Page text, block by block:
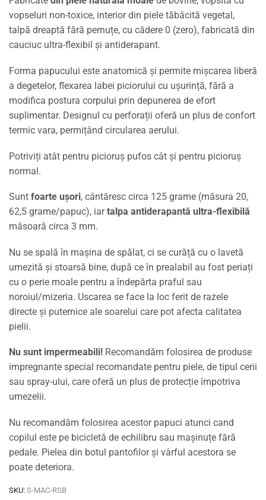
vopseluri non-toxice, interior din piele tăbăcită vegetal,
talpă dreaptă fără pernuțe, cu cădere 0 (zero), fabricată din
cauciuc ultra-flexibil și antiderapant.
Forma papucului este anatomică și permite mișcarea liberă
a degetelor, flexarea labei piciorului cu ușurință, fără a
modifica postura corpului prin depunerea de efort
suplimentar. Designul cu perforații oferă un plus de confort
termic vara, permițând circularea aerului.
Potriviți atât pentru picioruș pufos cât și pentru picioruș
normal.
Sunt foarte ușori, cântăresc circa 125 grame (măsura 20,
62,5 grame/papuc), iartalpa antiderapantă ultra-flexibilă
măsoară circa 3 mm.
Nu se spală în mașina de spălat, ci se curăță cu o lavetă
umezită și stoarsă bine, după ce în prealabil au fost periați
cu o perie moale pentru a îndepărta praful sau
noroiul/mizeria. Uscarea se face la loc ferit de razele
directe și puternice ale soarelui care pot afecta calitatea
pielii.
Nu sunt impermeabili! Recomandăm folosirea de produse
impregnante special recomandate pentru piele, de tipul cerii
sau spray-ului, care oferă un plus de protecție împotriva
umezelii.
Nu recomandăm folosirea acestor papuci atunci cand
copilul este pe bicicletă de echilibru sau mașinuțe fără
pedale. Pielea din botul pantofilor și vârful acestora se
poate deteriora.
SKU: S-MAC-RSB